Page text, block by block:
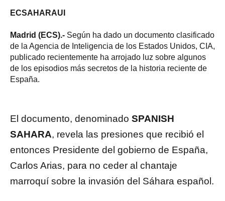
ECSAHARAUI
Madrid (ECS).- Según ha dado un documento clasificado
de la Agencia de Inteligencia de los Estados Unidos, CIA,
publicado recientemente ha arrojado luz sobre algunos
de los episodios más secretos de la historia reciente de
España.
El documento, denominado SPANISH
SAHARA, revela las presiones que recibió el
entonces Presidente del gobierno de España,
Carlos Arias, para no ceder al chantaje
marroquí sobre la invasión del Sáhara español.